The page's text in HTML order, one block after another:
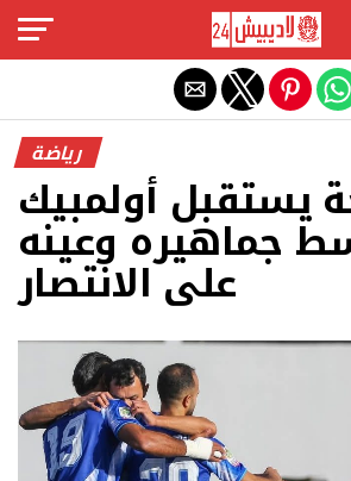
رياضة
يستقبل أولمبيك
جماهيره وعينه
على الانتصار
Exit mobile version